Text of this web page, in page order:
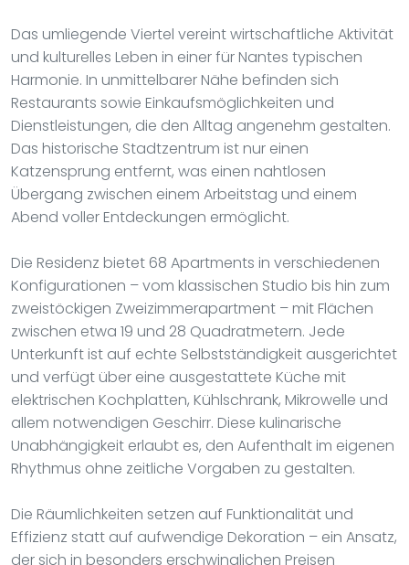
Das umliegende Viertel vereint wirtschaftliche Aktivität
und kulturelles Leben in einer für Nantes typischen
Harmonie. In unmittelbarer Nähe befinden sich
Restaurants sowie Einkaufsmöglichkeiten und
Dienstleistungen, die den Alltag angenehm gestalten.
Das historische Stadtzentrum ist nur einen
Katzensprung entfernt, was einen nahtlosen
Übergang zwischen einem Arbeitstag und einem
Abend voller Entdeckungen ermöglicht.
Die Residenz bietet 68 Apartments in verschiedenen
Konfigurationen – vom klassischen Studio bis hin zum
zweistöckigen Zweizimmerapartment – mit Flächen
zwischen etwa 19 und 28 Quadratmetern. Jede
Unterkunft ist auf echte Selbstständigkeit ausgerichtet
und verfügt über eine ausgestattete Küche mit
elektrischen Kochplatten, Kühlschrank, Mikrowelle und
allem notwendigen Geschirr. Diese kulinarische
Unabhängigkeit erlaubt es, den Aufenthalt im eigenen
Rhythmus ohne zeitliche Vorgaben zu gestalten.
Die Räumlichkeiten setzen auf Funktionalität und
Effizienz statt auf aufwendige Dekoration – ein Ansatz,
der sich in besonders erschwinglichen Preisen